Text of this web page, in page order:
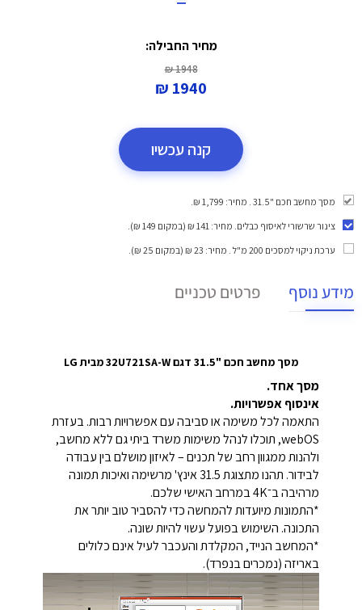
מחיר החבילה:
1948 ₪
1940 ₪
קנה עכשיו
מסך מחשב חכם "31.5 . מחיר: 1,799 ₪.
צינור שרשורי לאיסוף כבלים. מחיר: 141 ₪ (במקום 149 ₪).
ערכת ניקוי למסכים 200 מ"ל
. מחיר: 23 ₪ (במקום 25 ₪).
מידע נוסף פרטים טכניים
מסך מחשב חכם "31.5 דגם 32U721SA-W מבית LG
מסך אחד.
אינסוף אפשרויות.
התאמה לכל משימה או סביבה עם אפשרויות רבות. בעזרת
webOS, תוכלו לנהל משימות משרד ביתי גם ללא מחשב,
ולהנות ממגוון רחב של תכנים – לאיזון מושלם בין עבודה
לבידור. תהנו מתצוגת 31.5 אינץ' מרשימה ואיכות תמונה
מרהיבה ב־4K במרחב האישי שלכם.
*התמונות מיועדות להמחשה כדי להסביר טוב יותר את
התכונה. השימוש בפועל עשוי להיות שונה.
*המחשב הנייד, המקלדת והעכבר לעיל אינם כלולים
באריזה (נמכרים בנפרד).